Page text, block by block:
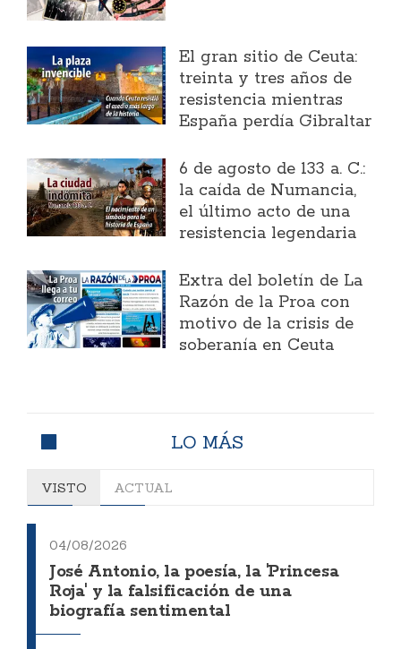
El gran sitio de Ceuta:
treinta y tres años de
resistencia mientras
España perdía Gibraltar
6 de agosto de 133 a. C.:
la caída de Numancia,
el último acto de una
resistencia legendaria
Extra del boletín de La
Razón de la Proa con
motivo de la crisis de
soberanía en Ceuta
LO MÁS
VISTO ACTUAL
04/08/2026
José Antonio, la poesía, la 'Princesa
Roja' y la falsificación de una
biografía sentimental